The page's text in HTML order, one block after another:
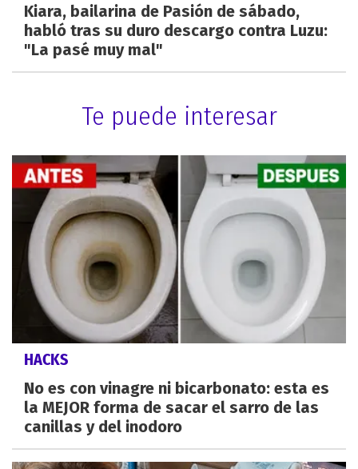
Kiara, bailarina de Pasión de sábado,
habló tras su duro descargo contra Luzu:
"La pasé muy mal"
Te puede interesar
HACKS
No es con vinagre ni bicarbonato: esta es
la MEJOR forma de sacar el sarro de las
canillas y del inodoro